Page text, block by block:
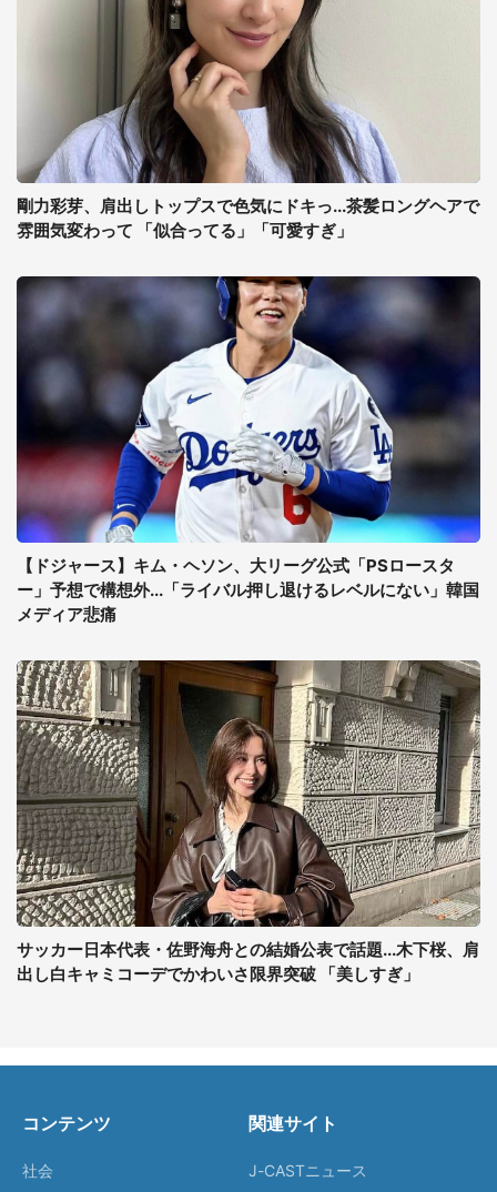
剛力彩芽、肩出しトップスで色気にドキっ...茶髪ロングヘアで
雰囲気変わって 「似合ってる」「可愛すぎ」
【ドジャース】キム・ヘソン、大リーグ公式「PSロースタ
ー」予想で構想外...「ライバル押し退けるレベルにない」韓国
メディア悲痛
サッカー日本代表・佐野海舟との結婚公表で話題...木下桜、肩
出し白キャミコーデでかわいさ限界突破 「美しすぎ」
コンテンツ
社会
関連サイト
J-CASTニュース